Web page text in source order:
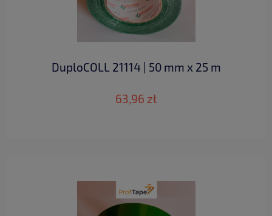
DuploCOLL 21114 | 50 mm x 25 m
63,96 zł